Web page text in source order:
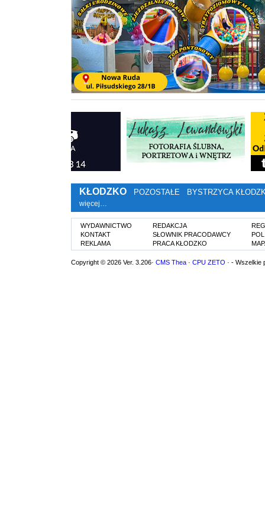
KŁODZKO POZOSTAŁE BYSTRZYCA
więcej…
WYDAWNICTWO
KONTAKT
REKLAMA
REDAKCJA
SŁOWNIK PRACODAWCY
PRACA KŁODZKO
Copyright © 2026 Ver. 3.206· CMS Thea · CPU ZETO · - Wszelkie